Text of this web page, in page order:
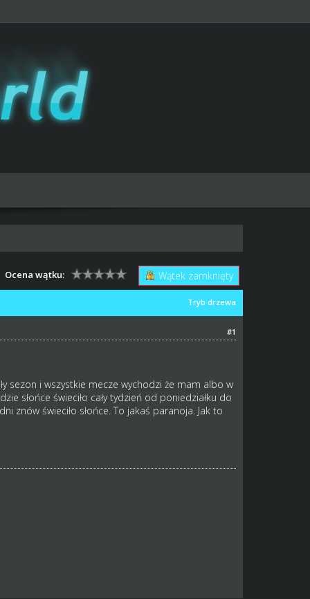
Wątek zamknięty
Ocena wątku:
Tryb drzewa
#1
sezon i wszystkie mecze wychodzi że mam albo w
słońce świeciło cały tydzień od poniedziałku do
znów świeciło słońce. To jakaś paranoja. Jak to